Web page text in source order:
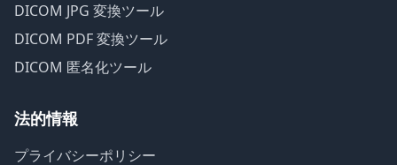
DICOM JPG 変換ツール
DICOM PDF 変換ツール
DICOM 匿名化ツール
法的情報
プライバシーポリシー